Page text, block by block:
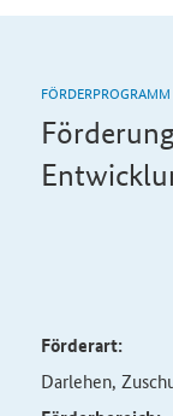
FÖRDERPROGRAMM
Förderart:
Darlehen,